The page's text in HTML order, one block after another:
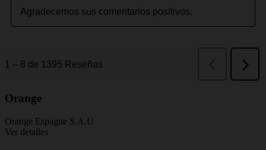
Orange
Orange Espagne S.A.U
Ver detalles